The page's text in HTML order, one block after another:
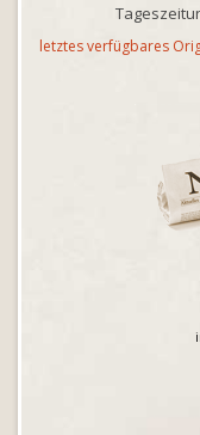
letztes verfügbares